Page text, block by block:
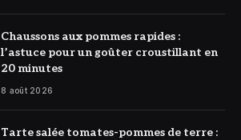
Chaussons aux pommes rapides :
l’astuce pour un goûter croustillant en
20 minutes
8 août 2026
Tarte salée tomates-pommes de terre :